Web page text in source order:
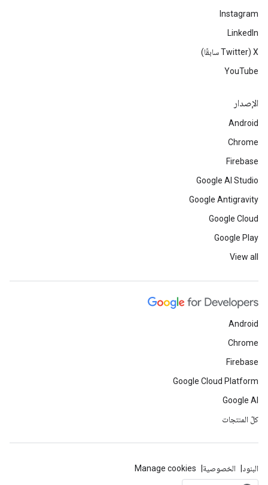
Instagram
LinkedIn
‫X ‏(Twitter سابقًا)
YouTube
الإصدار
Android
Chrome
Firebase
Google AI Studio
Google Antigravity
Google Cloud
Google Play
View all
Android
Chrome
Firebase
Google Cloud Platform
Google AI
كلّ المنتجات
البنود الخصوصية Manage cookies